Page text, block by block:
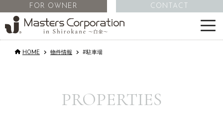
サービス
FOR OWNER CONTACT
HOME 物件情報 #駐車場
PROPERTIES